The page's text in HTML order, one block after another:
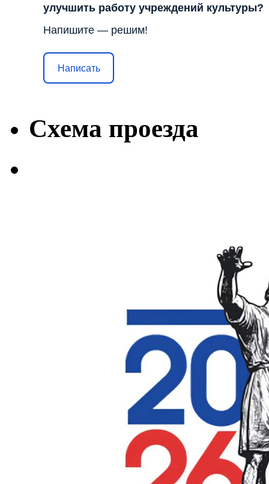
улучшить работу учреждений культуры?
Напишите — решим!
Написать
Схема проезда